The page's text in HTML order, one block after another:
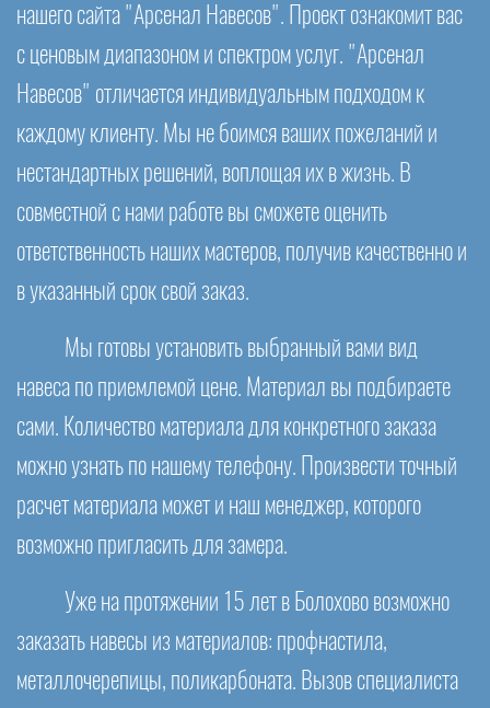
нашего сайта "Арсенал Навесов". Проект ознакомит вас
с ценовым диапазоном и спектром услуг. "Арсенал
Навесов" отличается индивидуальным подходом к
каждому клиенту. Мы не боимся ваших пожеланий и
нестандартных решений, воплощая их в жизнь. В
совместной с нами работе вы сможете оценить
ответственность наших мастеров, получив качественно и
в указанный срок свой заказ.
Мы готовы установить выбранный вами вид
навеса по приемлемой цене. Материал вы подбираете
сами. Количество материала для конкретного заказа
можно узнать по нашему телефону. Произвести точный
расчет материала может и наш менеджер, которого
возможно пригласить для замера.
Уже на протяжении 15 лет в Болохово возможно
заказать навесы из материалов: профнастила,
металлочерепицы, поликарбоната. Вызов специалиста